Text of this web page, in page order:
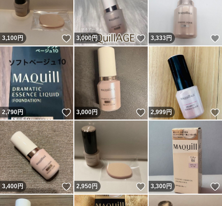
3,100円 いいね！
3,000円 いいね！
3,333円
2,790円 いいね！
3,000円 いいね！
2,999円
3,400円 いいね！
2,950円 いいね！
3,300円